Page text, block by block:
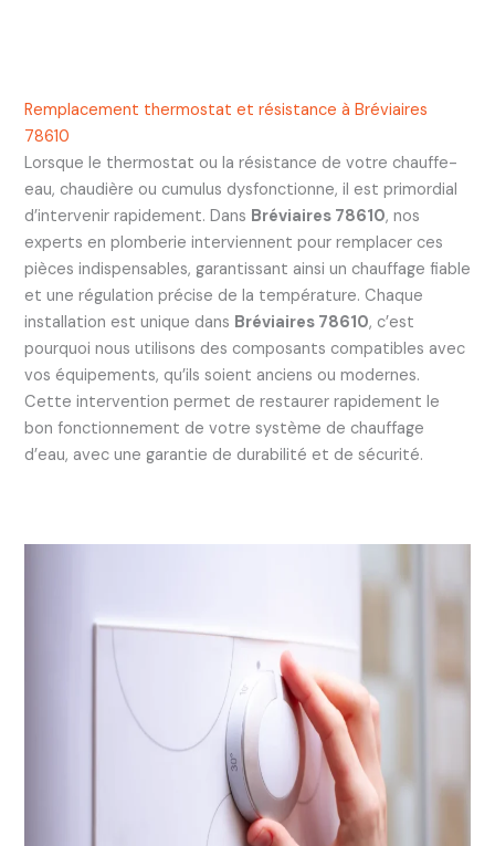
Remplacement thermostat et résistance à Bréviaires
78610
Lorsque le thermostat ou la résistance de votre chauffe-
eau, chaudière ou cumulus dysfonctionne, il est primordial
d’intervenir rapidement. Dans Bréviaires 78610, nos
experts en plomberie interviennent pour remplacer ces
pièces indispensables, garantissant ainsi un chauffage fiable
et une régulation précise de la température. Chaque
installation est unique dans Bréviaires 78610, c’est
pourquoi nous utilisons des composants compatibles avec
vos équipements, qu’ils soient anciens ou modernes.
Cette intervention permet de restaurer rapidement le
bon fonctionnement de votre système de chauffage
d’eau, avec une garantie de durabilité et de sécurité.